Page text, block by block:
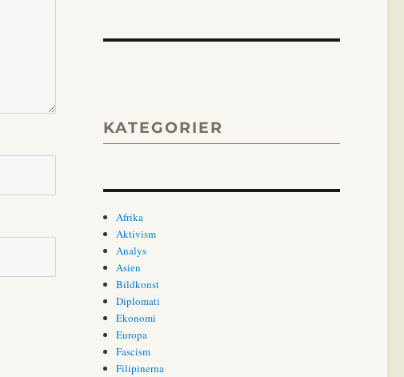
KATEGORIER
Afrika
Aktivism
Analys
Asien
Bildkonst
Diplomati
Ekonomi
Europa
Fascism
Filipinerna